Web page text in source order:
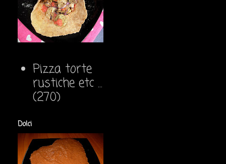
Pizza torte
rustiche etc ...
(270)
Dolci